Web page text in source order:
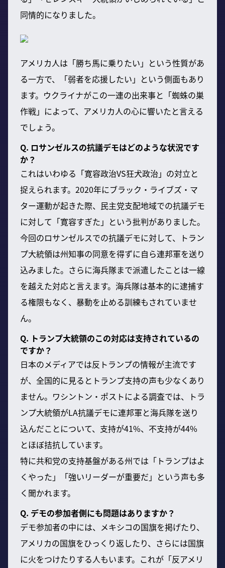
同情的になりました。
アメリカ人は「勝ち馬に乗りたい」という性質があ
る一方で、「弱者を応援したい」という側面もあり
ます。ウクライナがこの一連の出来事と「蜘蛛の巣
作戦」によって、アメリカ人の心に響いたと言える
でしょう。
Q. ロサンゼルスの抗議デモはどのような状況です
か？
これはいわゆる「寛容政治VS狂犬政治」の対立と
捉えられます。2020年にブラック・ライブズ・マ
ター運動が起きた際、民主党支配地域での抗議デモ
に対して「寛容すぎた」という批判がありました。
今回のロサンゼルスでの抗議デモに対して、トラン
プ大統領は州知事の同意を得ずに自ら連邦軍を送り
込みました。さらに海兵隊まで派遣したことは一線
を越えた対応と言えます。海兵隊は基本的に逮捕す
る権限もなく、暴動を止める訓練もされていませ
ん。
Q. トランプ大統領のこの対応は支持されているの
ですか？
日本のメディアでは反トランプの情報が主流です
が、全国的に見るとトランプ支持の声も少なくあり
ません。ワシントン・ポストによる調査では、トラ
ンプ大統領がLA抗議デモに連邦軍と海兵隊を送り
込んだことについて、支持が41%、不支持が44%
とほぼ拮抗しています。
特に共和党の支持基盤がある州では「トランプはよ
くやった」「強いリーダーが重要だ」という声も多
く聞かれます。
Q. デモの参加者側にも問題はありますか？
デモ参加者の中には、メキシコの国旗を掲げたり、
アメリカの国旗をひっくり返したり、さらには国旗
に火をつけたりする人もいます。これが「反アメリ